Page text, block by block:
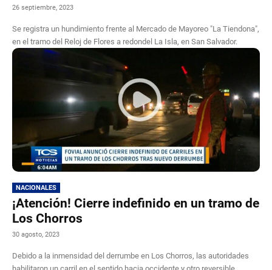
26 septiembre, 2023
Se registra un hundimiento frente al Mercado de Mayoreo "La Tiendona",
en el tramo del Reloj de Flores a redondel La Isla, en San Salvador.
NACIONALES
¡Atención! Cierre indefinido en un tramo de
Los Chorros
30 agosto, 2023
Debido a la inmensidad del derrumbe en Los Chorros, las autoridades